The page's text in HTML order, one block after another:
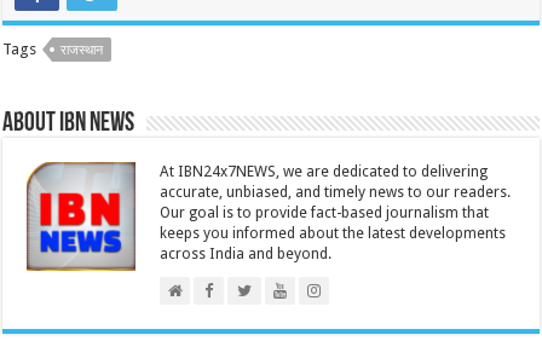
Tags राजस्थान
About IBN NEWS
At IBN24x7NEWS, we are dedicated to delivering
accurate, unbiased, and timely news to our readers.
Our goal is to provide fact-based journalism that
keeps you informed about the latest developments
across India and beyond.